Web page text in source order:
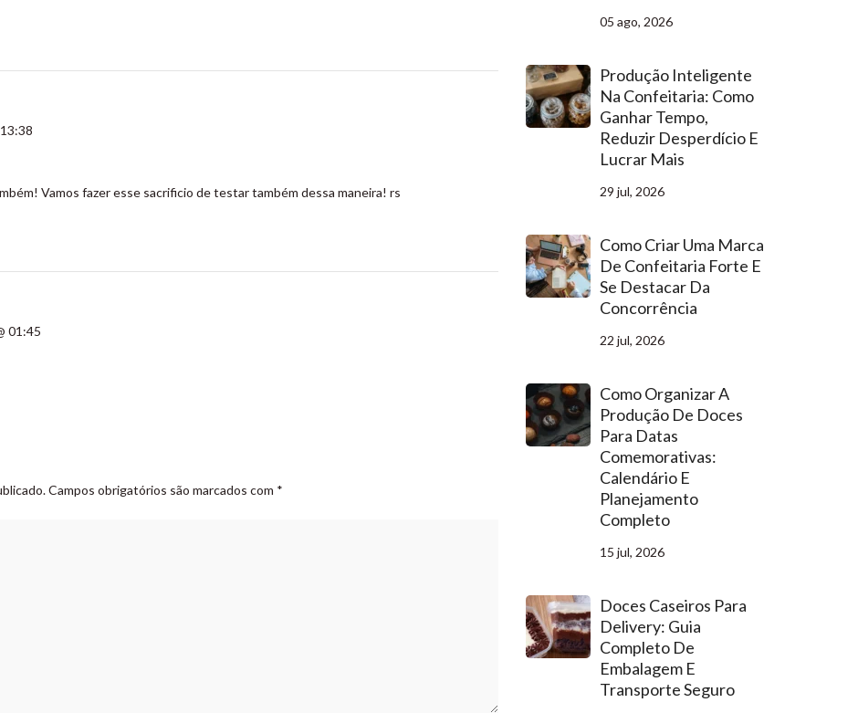
Vamos fazer esse sacrificio de testar também dessa maneira! rs
01:45
Campos obrigatórios são marcados com *
05 ago, 2026
Produção Inteligente
Na Confeitaria: Como
Ganhar Tempo,
Reduzir Desperdício E
Lucrar Mais
29 jul, 2026
Como Criar Uma Marca
De Confeitaria Forte E
Se Destacar Da
Concorrência
22 jul, 2026
Como Organizar A
Produção De Doces
Para Datas
Comemorativas:
Calendário E
Planejamento
Completo
15 jul, 2026
Doces Caseiros Para
Delivery: Guia
Completo De
Embalagem E
Transporte Seguro